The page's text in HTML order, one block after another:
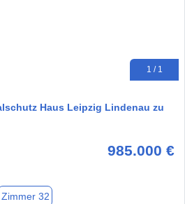
1 / 1
Haus Leipzig Lindenau zu
985.000 €
Zimmer 32